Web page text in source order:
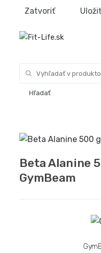
Zatvoriť Uložiť
Hľadať
Hľadať
Beta Alanine
GymBeam